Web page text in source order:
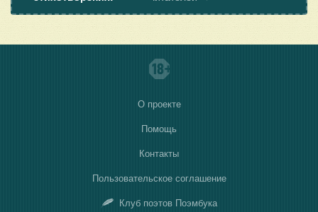
О проекте
Помощь
Контакты
Пользовательское соглашение
Клуб поэтов Поэмбука